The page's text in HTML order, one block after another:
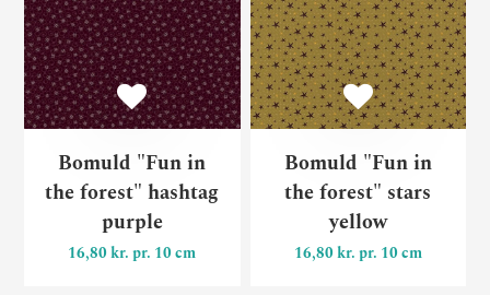
Bomuld "Fun in
the forest" hashtag
purple
16,80 kr. pr. 10 cm
Bomuld "Fun in
the forest" stars
yellow
16,80 kr. pr. 10 cm